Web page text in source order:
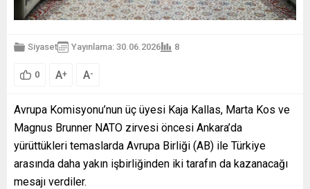
Siyaset Yayınlama: 30.06.2026 8
0 A+ A-
Avrupa Komisyonu’nun üç üyesi Kaja Kallas, Marta Kos ve
Magnus Brunner NATO zirvesi öncesi Ankara’da
yürüttükleri temaslarda Avrupa Birliği (AB) ile Türkiye
arasında daha yakın işbirliğinden iki tarafın da kazanacağı
mesajı verdiler.